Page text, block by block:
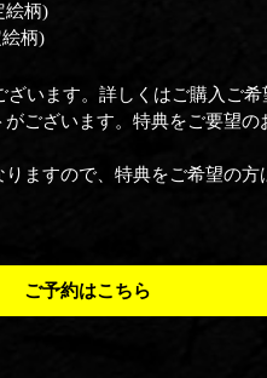
絵柄)
柄)
います。詳しくはご購入ご希
ございます。特典をご要望
ますので、特典をご希望の方
ご予約はこちら